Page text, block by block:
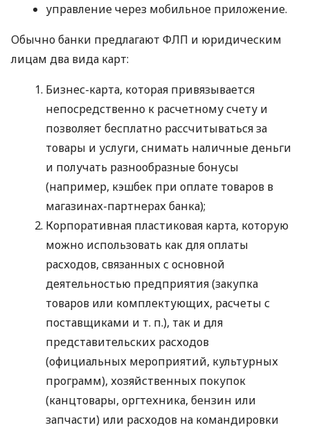
управление через мобильное приложение.
Обычно банки предлагают ФЛП и юридическим
лицам два вида карт:
Бизнес-карта, которая привязывается
непосредственно к расчетному счету и
позволяет бесплатно рассчитываться за
товары и услуги, снимать наличные деньги
и получать разнообразные бонусы
(например, кэшбек при оплате товаров в
магазинах-партнерах банка);
Корпоративная пластиковая карта, которую
можно использовать как для оплаты
расходов, связанных с основной
деятельностью предприятия (закупка
товаров или комплектующих, расчеты с
поставщиками и т. п.), так и для
представительских расходов
(официальных мероприятий, культурных
программ), хозяйственных покупок
(канцтовары, оргтехника, бензин или
запчасти) или расходов на командировки